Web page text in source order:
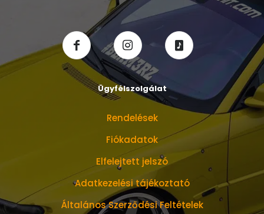
Ügyfélszolgálat
Rendelések
Fiókadatok
Elfelejtett jelszó
Adatkezelési tájékoztató
Általános Szerződési Feltételek